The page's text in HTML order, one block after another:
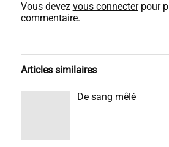
Vous devez vous connecterpour
commentaire.
Articles similaires
De sang mêlé